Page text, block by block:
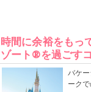
時間に余裕をもっ
ゾート®を過ごす
バケ
ーク